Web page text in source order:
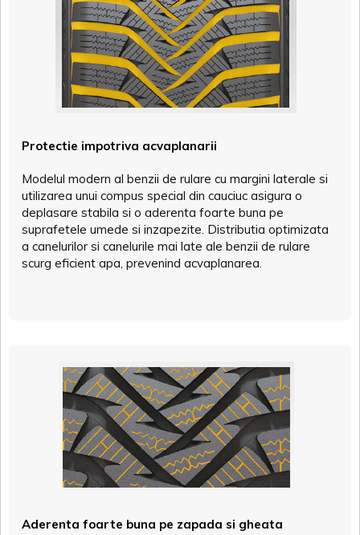
Protectie impotriva acvaplanarii
Modelul modern al benzii de rulare cu margini laterale si
utilizarea unui compus special din cauciuc asigura o
deplasare stabila si o aderenta foarte buna pe
suprafetele umede si inzapezite. Distributia optimizata
a canelurilor si canelurile mai late ale benzii de rulare
scurg eficient apa, prevenind acvaplanarea.
Aderenta foarte buna pe zapada si gheata